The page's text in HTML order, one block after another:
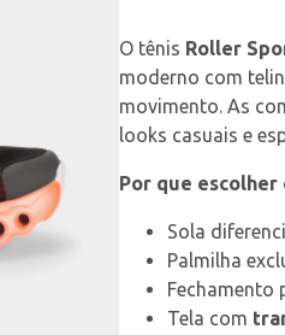
O tênis Roller
moderno com
movimento. As
looks casuais e
Por que escolher
Sola
Palmilha
Fechamento
Tela com